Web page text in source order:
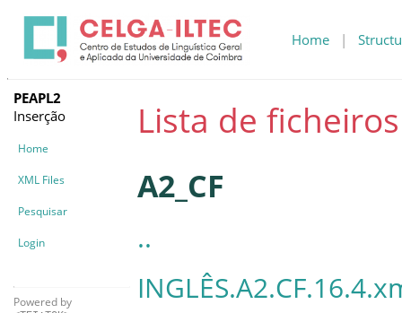
Home |
PEAPL2
Inserção
Home
XML Files
Pesquisar
Login
Powered by
Lista de
A2_CF
..